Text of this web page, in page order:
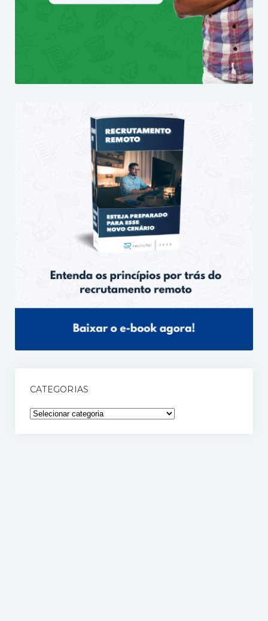
CATEGORIAS
Categorias